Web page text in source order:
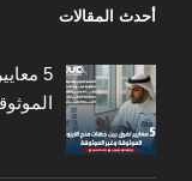
أحدث المقالات
5